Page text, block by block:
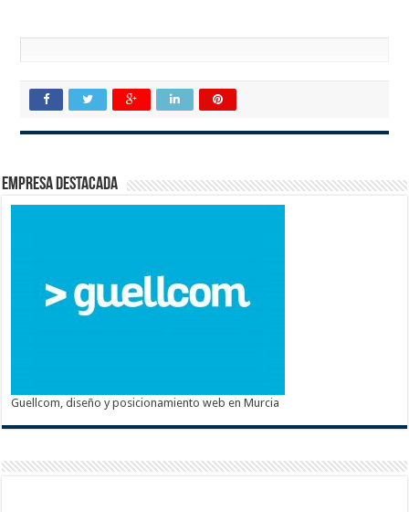
Empresa destacada
Guellcom, diseño y posicionamiento web en Murcia